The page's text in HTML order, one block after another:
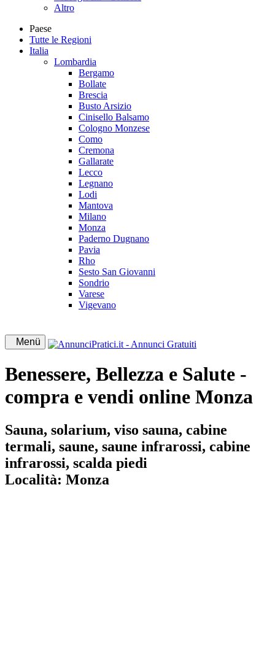
Altro
Paese
Tutte le Regioni
Italia
Lombardia
Bergamo
Bollate
Brescia
Busto Arsizio
Cinisello Balsamo
Cologno Monzese
Como
Cremona
Gallarate
Lecco
Legnano
Lodi
Mantova
Milano
Monza
Paderno Dugnano
Pavia
Rho
Sesto San Giovanni
Sondrio
Varese
Vigevano
Menü
Benessere, Bellezza e Salute -
compra e vendi online Monza
Sauna, solarium, viso sauna, cabine
termali, saune, saune infrarossi, cabine
infrarossi, scalda piedi
Località: Monza